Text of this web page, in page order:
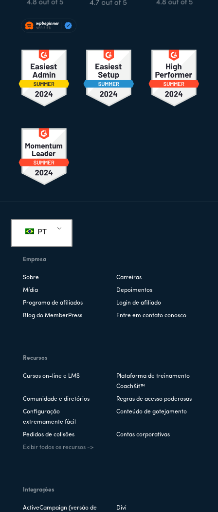
PT
Empresa
Sobre Carreiras
Mídia Depoimentos
Programa de afiliados Login de afiliado
Blog do MemberPress Entre em contato conosco
Recursos
Cursos on-line e LMS
Plataforma de treinamento
CoachKit™
Comunidade e diretórios Regras de acesso poderosas
Configuração
extremamente fácil
Conteúdo de gotejamento
Pedidos de colisões Contas corporativas
Exibir todos os recursos ->
Integrações
ActiveCampaign (versão de
Divi